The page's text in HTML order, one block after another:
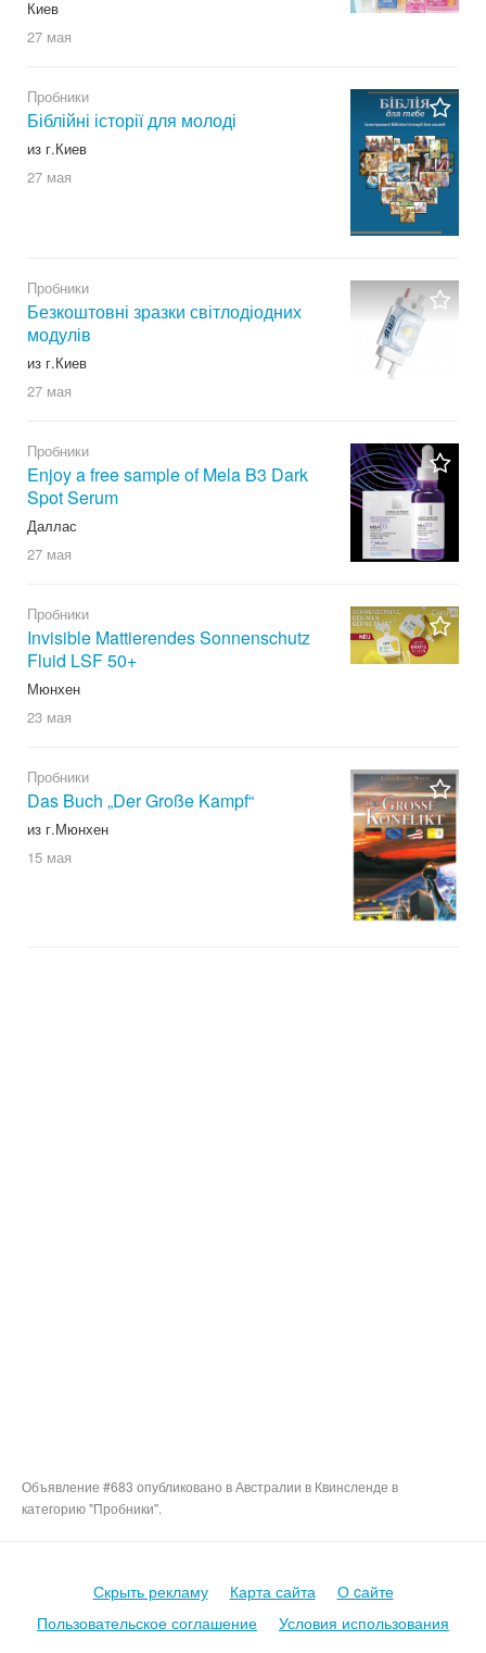
Киев
27 мая
Пробники
Біблійні історії для молоді
из г.Киев
27 мая
Пробники
Безкоштовні зразки світлодіодних
модулів
из г.Киев
27 мая
Пробники
Enjoy a free sample of Mela B3 Dark
Spot Serum
Даллас
27 мая
Пробники
Invisible Mattierendes Sonnenschutz
Fluid LSF 50+
Мюнхен
23 мая
Пробники
Das Buch „Der Große Kampf“
из г.Мюнхен
15 мая
Объявление #683 опубликовано в Австралии в Квинсленде в
категорию "Пробники".
Скрыть рекламу Карта сайта
О cайте
Пользовательское соглашение
Условия использования